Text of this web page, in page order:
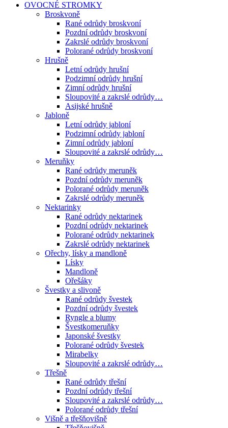
OVOCNÉ STROMKY
Broskvoně
Rané odrůdy broskvoní
Pozdní odrůdy broskvoní
Zakrslé odrůdy broskvoní
Polorané odrůdy broskvoní
Hrušně
Letní odrůdy hrušní
Podzimní odrůdy hrušní
Zimní odrůdy hrušní
Sloupovité a zakrslé odrůdy…
Asijské hrušně
Jabloně
Letní odrůdy jabloní
Podzimní odrůdy jabloní
Zimní odrůdy jabloní
Sloupovité a zakrslé odrůdy…
Meruňky
Rané odrůdy meruněk
Pozdní odrůdy meruněk
Polorané odrůdy meruněk
Zakrslé odrůdy meruněk
Nektarinky
Rané odrůdy nektarinek
Pozdní odrůdy nektarinek
Polorané odrůdy nektarinek
Zakrslé odrůdy nektarinek
Ořechy, lísky a mandloně
Lísky
Mandloně
Ořešáky
Švestky a slivoně
Rané odrůdy švestek
Pozdní odrůdy švestek
Ryngle a blumy
Švestkomeruňky
Japonské švestky
Polorané odrůdy švestek
Mirabelky
Sloupovité a zakrslé odrůdy…
Třešně
Rané odrůdy třešní
Pozdní odrůdy třešní
Sloupovité a zakrslé odrůdy…
Polorané odrůdy třešní
Višně a třešňovišně